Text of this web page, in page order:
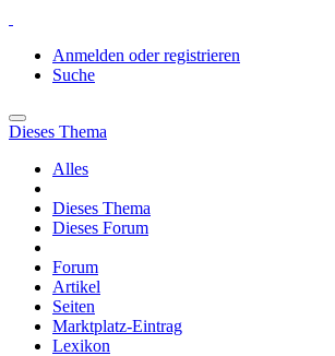
Anmelden oder registrieren
Suche
Dieses Thema
Alles
Dieses Thema
Dieses Forum
Forum
Artikel
Seiten
Marktplatz-Eintrag
Lexikon